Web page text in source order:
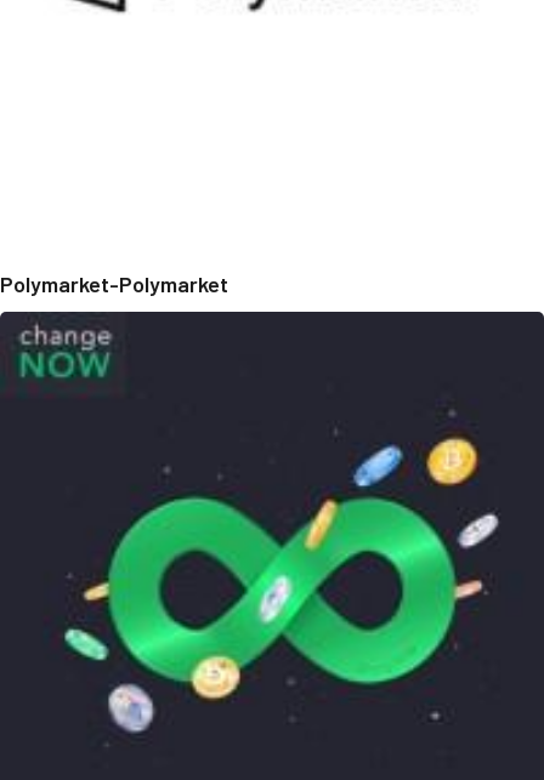
Polymarket-Polymarket